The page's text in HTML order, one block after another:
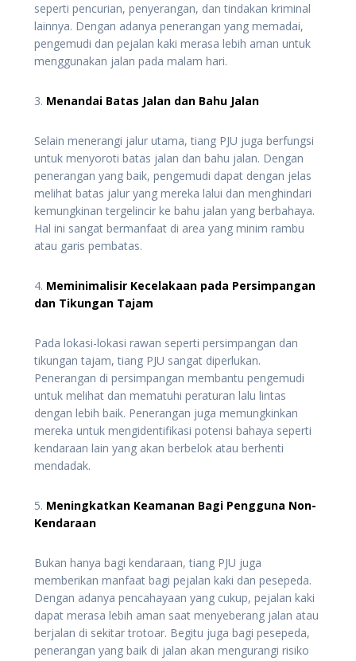
seperti pencurian, penyerangan, dan tindakan kriminal
lainnya. Dengan adanya penerangan yang memadai,
pengemudi dan pejalan kaki merasa lebih aman untuk
menggunakan jalan pada malam hari.
3. Menandai Batas Jalan dan Bahu Jalan
Selain menerangi jalur utama, tiang PJU juga berfungsi
untuk menyoroti batas jalan dan bahu jalan. Dengan
penerangan yang baik, pengemudi dapat dengan jelas
melihat batas jalur yang mereka lalui dan menghindari
kemungkinan tergelincir ke bahu jalan yang berbahaya.
Hal ini sangat bermanfaat di area yang minim rambu
atau garis pembatas.
4. Meminimalisir Kecelakaan pada Persimpangan
dan Tikungan Tajam
Pada lokasi-lokasi rawan seperti persimpangan dan
tikungan tajam, tiang PJU sangat diperlukan.
Penerangan di persimpangan membantu pengemudi
untuk melihat dan mematuhi peraturan lalu lintas
dengan lebih baik. Penerangan juga memungkinkan
mereka untuk mengidentifikasi potensi bahaya seperti
kendaraan lain yang akan berbelok atau berhenti
mendadak.
5. Meningkatkan Keamanan Bagi Pengguna Non-
Kendaraan
Bukan hanya bagi kendaraan, tiang PJU juga
memberikan manfaat bagi pejalan kaki dan pesepeda.
Dengan adanya pencahayaan yang cukup, pejalan kaki
dapat merasa lebih aman saat menyeberang jalan atau
berjalan di sekitar trotoar. Begitu juga bagi pesepeda,
penerangan yang baik di jalan akan mengurangi risiko